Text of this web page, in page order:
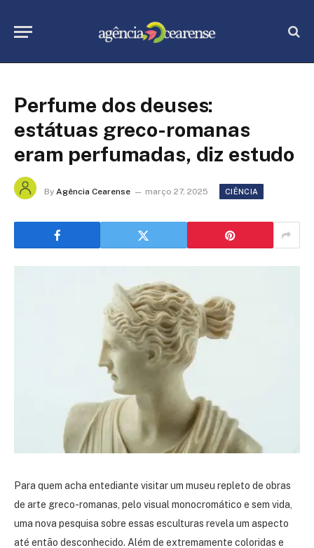
Perfume dos deuses:
estátuas greco-romanas
eram perfumadas, diz estudo
By Agência Cearense março 27, 2025 CIÊNCIA
Para quem acha entediante visitar um museu repleto de obras
de arte greco-romanas, pelo visual monocromático e sem vida,
uma nova pesquisa sobre essas esculturas revela um aspecto
até então desconhecido. Além de extremamente coloridas e